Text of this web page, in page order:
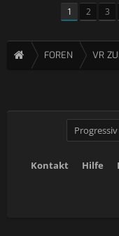
1
2 3
FOREN VR
Kontakt Hilfe